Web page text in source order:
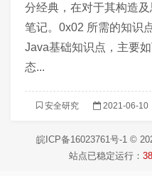
分经典，在对于其构造
笔记。0x02 所需的知识
Java基础知识点，主要
态...
安全研究 2021-06-10
皖ICP备16023761号-1 ©
站点已稳定运行：